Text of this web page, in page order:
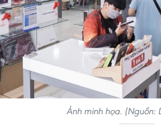
Ảnh minh họa. (Nguồn: